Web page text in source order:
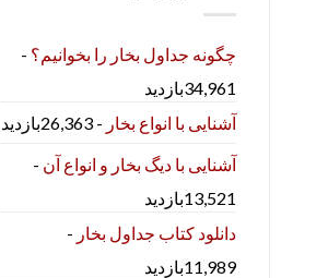
چگونه جداول بخار را بخوانیم؟ -
34,961بازدید
آشنایی با انواع بخار - 26,363بازدید
آشنایی با دیگ بخار و انواع آن -
13,521بازدید
دانلود کتاب جداول بخار -
11,989بازدید